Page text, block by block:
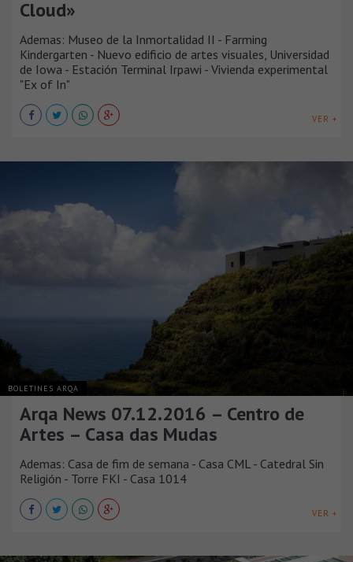
Cloud»
Ademas: Museo de la Inmortalidad II - Farming
Kindergarten - Nuevo edificio de artes visuales, Universidad
de Iowa - Estación Terminal Irpawi - Vivienda experimental
"Ex of In"
VER +
BOLETINES ARQA
Arqa News 07.12.2016 – Centro de
Artes – Casa das Mudas
Ademas: Casa de fim de semana - Casa CML - Catedral Sin
Religión - Torre FKI - Casa 1014
VER +